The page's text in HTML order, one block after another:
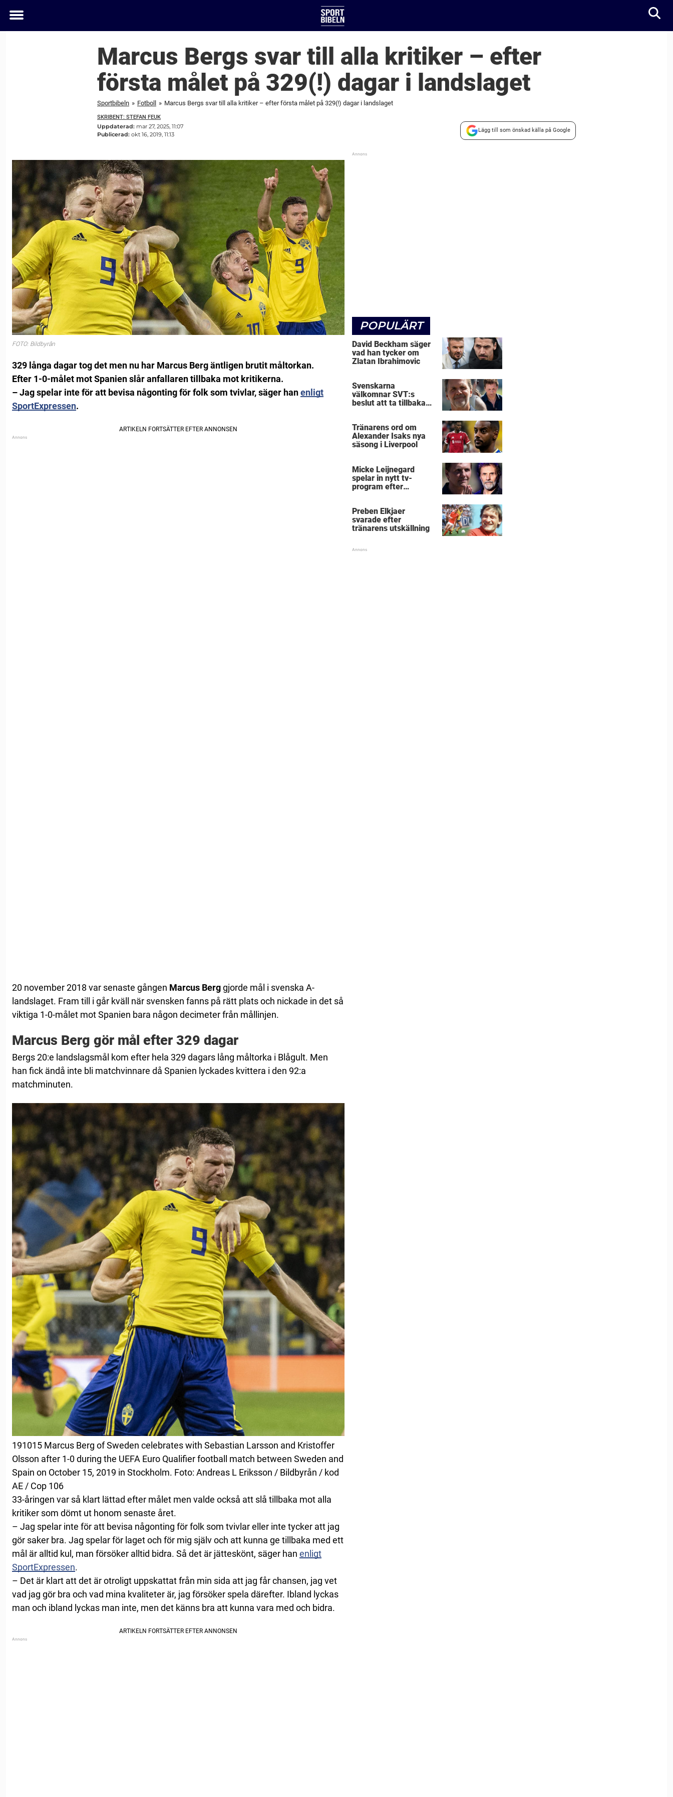
Toggle
Marcus Bergs svar till alla kritiker – efter
första målet på 329(!) dagar i landslaget
Sportbibeln » Fotboll » Marcus Bergs svar till alla kritiker – efter första målet på 329(!) dagar i landslaget
SKRIBENT: STEFAN FEUK
Uppdaterad: mar 27, 2025, 11:07
Publicerad: okt 16, 2019, 11:13
Lägg till som önskad källa på Google
FOTO: Bildbyrån
329 långa dagar tog det men nu har Marcus Berg äntligen brutit måltorkan.
Efter 1-0-målet mot Spanien slår anfallaren tillbaka mot kritikerna.
– Jag spelar inte för att bevisa någonting för folk som tvivlar, säger hanenligt
SportExpressen.
20 november 2018 var senaste gången Marcus Berggjorde mål i svenska A-
landslaget. Fram till i går kväll när svensken fanns på rätt plats och nickade in det så
viktiga 1-0-målet mot Spanien bara någon decimeter från mållinjen.
Marcus Berg gör mål efter 329 dagar
Bergs 20:e landslagsmål kom efter hela 329 dagars lång måltorka i Blågult. Men
han fick ändå inte bli matchvinnare då Spanien lyckades kvittera i den 92:a
matchminuten.
191015 Marcus Berg of Sweden celebrates with Sebastian Larsson and Kristoffer
Olsson after 1-0 during the UEFA Euro Qualifier football match between Sweden and
Spain on October 15, 2019 in Stockholm. Foto: Andreas L Eriksson / Bildbyrån / kod
AE / Cop 106
33-åringen var så klart lättad efter målet men valde också att slå tillbaka mot alla
kritiker som dömt ut honom senaste året.
– Jag spelar inte för att bevisa någonting för folk som tvivlar eller inte tycker att jag
gör saker bra. Jag spelar för laget och för mig själv och att kunna ge tillbaka med ett
mål är alltid kul, man försöker alltid bidra. Så det är jätteskönt, säger han enligt
SportExpressen.
– Det är klart att det är otroligt uppskattat från min sida att jag får chansen, jag vet
vad jag gör bra och vad mina kvaliteter är, jag försöker spela därefter. Ibland lyckas
man och ibland lyckas man inte, men det känns bra att kunna vara med och bidra.
POPULÄRT
David Beckham säger
vad han tycker om
Zlatan Ibrahimovic
Svenskarna
välkomnar SVT:s
beslut att ta tillbaka
Tränarens ord om
Alexander Isaks nya
säsong i Liverpool
Micke Leijnegard
spelar in nytt tv-
program efter
Preben Elkjaer
svarade efter
tränarens utskällning